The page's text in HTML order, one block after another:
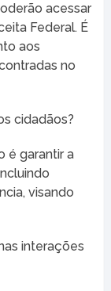
acessar
Federal. É
aos
no
cidadãos?
é garantir a
visando
interações